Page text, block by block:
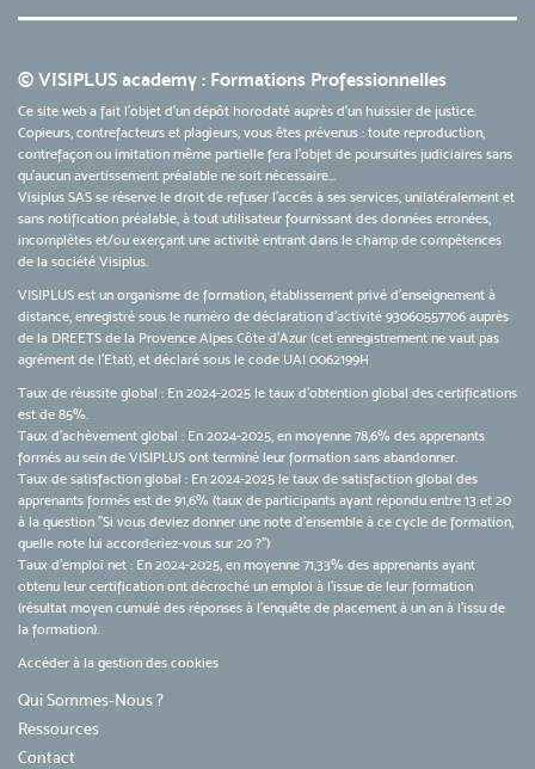
© VISIPLUS academy : Formations Professionnelles
Ce site web a fait l'objet d'un dépôt horodaté auprès d'un huissier de justice.
Copieurs, contrefacteurs et plagieurs, vous êtes prévenus : toute reproduction,
contrefaçon ou imitation même partielle fera l'objet de poursuites judiciaires sans
qu’aucun avertissement préalable ne soit nécessaire...
Visiplus SAS se réserve le droit de refuser l'accès à ses services, unilatéralement et
sans notification préalable, à tout utilisateur fournissant des données erronées,
incomplètes et/ou exerçant une activité entrant dans le champ de compétences
de la société Visiplus.
VISIPLUS est un organisme de formation, établissement privé d’enseignement à
distance, enregistré sous le numéro de déclaration d’activité 93060557706 auprès
de la DREETS de la Provence Alpes Côte d’Azur (cet enregistrement ne vaut pas
agrément de l’Etat), et déclaré sous le code UAI 0062199H
Taux de réussite global : En 2024-2025 le taux d'obtention global des certifications
est de 85%.
Taux d’achèvement global : En 2024-2025, en moyenne 78,6% des apprenants
formés au sein de VISIPLUS ont terminé leur formation sans abandonner.
Taux de satisfaction global : En 2024-2025 le taux de satisfaction global des
apprenants formés est de 91,6% (taux de participants ayant répondu entre 13 et 20
à la question "Si vous deviez donner une note d’ensemble à ce cycle de formation,
quelle note lui accorderiez-vous sur 20 ?")
Taux d’emploi net : En 2024-2025, en moyenne 71,33% des apprenants ayant
obtenu leur certification ont décroché un emploi à l'issue de leur formation
(résultat moyen cumulé des réponses à l'enquête de placement à un an à l'issu de
la formation).
Accéder à la gestion des cookies
Qui Sommes-Nous ?
Ressources
Contact